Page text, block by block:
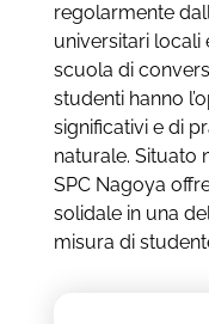
regolarmente
universitari locali
scuola di
studenti hanno
significativi e di
naturale. Situato
SPC Nagoya
solidale in una
misura di